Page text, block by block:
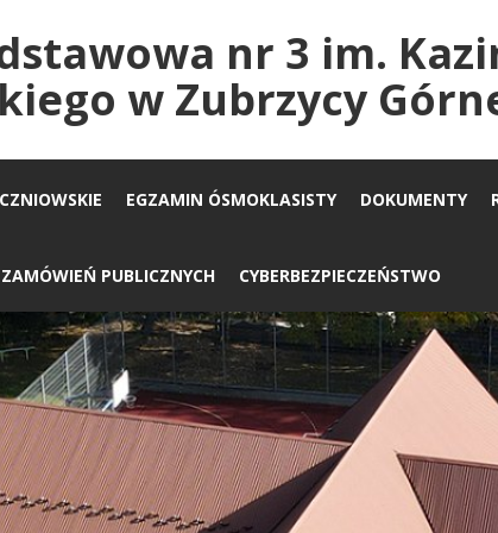
nr 3 im.
w Zubrzycy
EGZAMIN ÓSMOKLASISTY DOKUMENTY
PUBLICZNYCH CYBERBEZPIECZEŃSTWO